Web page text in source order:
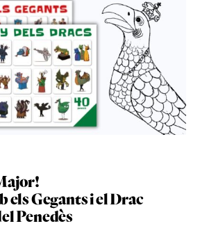
els Gegants i el Drac
Penedès